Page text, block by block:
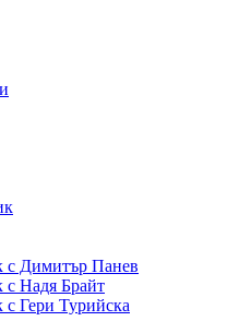
с Димитър Панев
с Надя Брайт
с Гери Турийска